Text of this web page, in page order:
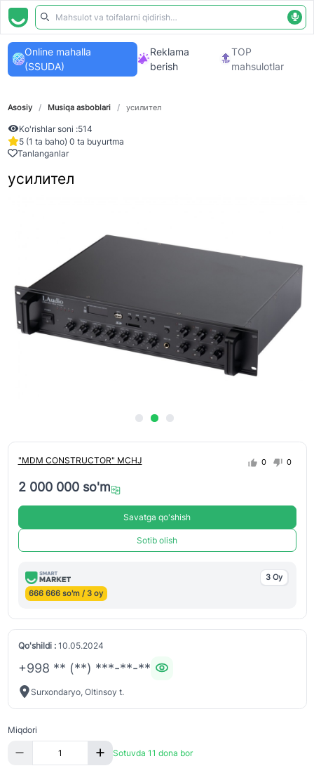
Online mahalla
(SSUDA)
Reklama
berish
TOP
mahsulotlar
Asosiy / Musiqa asboblari / усилител
Ko'rishlar soni :514
5 (1 ta baho) 0 ta buyurtma
Tanlanganlar
усилител
"MDM CONSTRUCTOR" MCHJ 0 0
2 000 000 so'm
Savatga qo'shish
Sotib olish
3 Oy
666 666 so'm / 3 oy
Qo'shildi :10.05.2024
+998 ** (**) ***-**-**
Surxondaryo, Oltinsoy t.
Miqdori
Sotuvda 11 dona bor